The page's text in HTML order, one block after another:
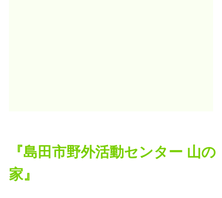
『島田市野外活動センター 山の
家』